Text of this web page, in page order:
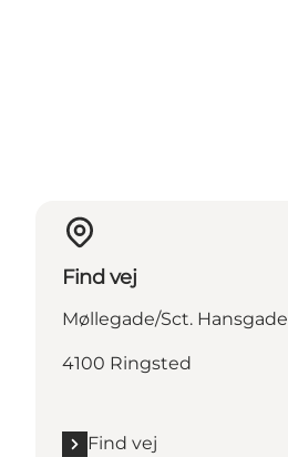
Find vej
Møllegade/Sct. Hansgade
4100 Ringsted
Find vej